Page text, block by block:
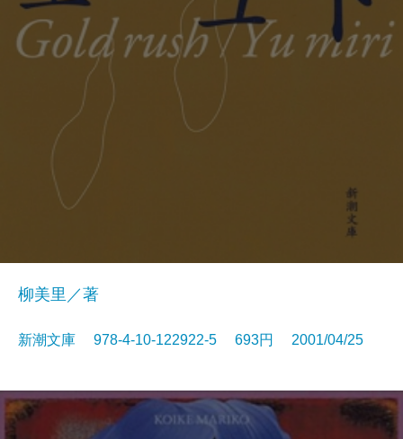
柳美里／著
新潮文庫 978-4-10-122922-5 693円 2001/04/25